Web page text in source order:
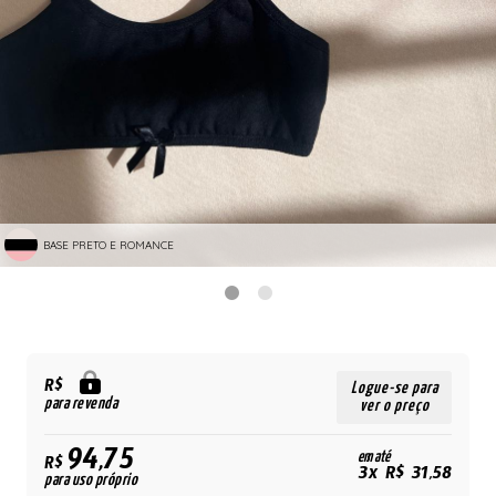
BASE PRETO E ROMANCE
R$
para revenda
Logue-se para
ver o preço
R$94,75
para uso próprio
em até
3x R$ 31,58